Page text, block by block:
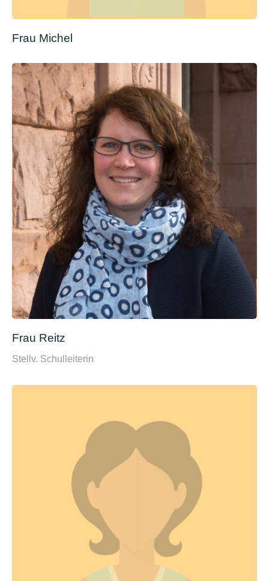
Frau Michel
Frau Reitz
Stellv. Schulleiterin